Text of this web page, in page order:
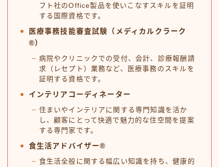
フト社のOffice製品を使いこなすスキルを証明
する国際資格です。
医療事務技能審査試験（メディカルクラーク
®）
病院やクリニックでの受付、会計、診療報酬請
求（レセプト）業務など、医療事務のスキルを
証明する資格です。
インテリアコーディネーター
住まいやインテリアに関する専門知識を活か
し、顧客にとって快適で魅力的な住空間を提案
する専門家です。
食生活アドバイザー®
食生活全般に関する幅広い知識を持ち、健康的